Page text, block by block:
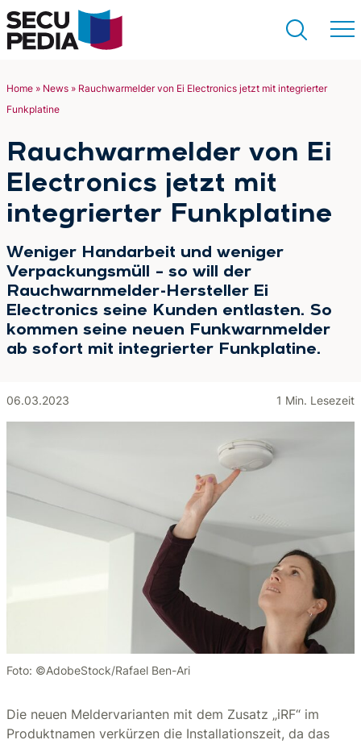
Home » News » Rauchwarmelder von Ei Electronics jetzt mit integrierter
Funkplatine
Rauchwarmelder von Ei
Electronics jetzt mit
integrierter Funkplatine
Weniger Handarbeit und weniger
Verpackungsmüll – so will der
Rauchwarnmelder-Hersteller Ei
Electronics seine Kunden entlasten. So
kommen seine neuen Funkwarnmelder
ab sofort mit integrierter Funkplatine.
06.03.2023 1 Min. Lesezeit
Foto: ©AdobeStock/Rafael Ben-Ari
Die neuen Meldervarianten mit dem Zusatz „iRF“ im
Produktnamen verkürzen die Installationszeit, da das